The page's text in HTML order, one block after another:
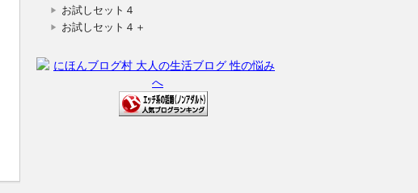
お試しセット４
お試しセット４＋